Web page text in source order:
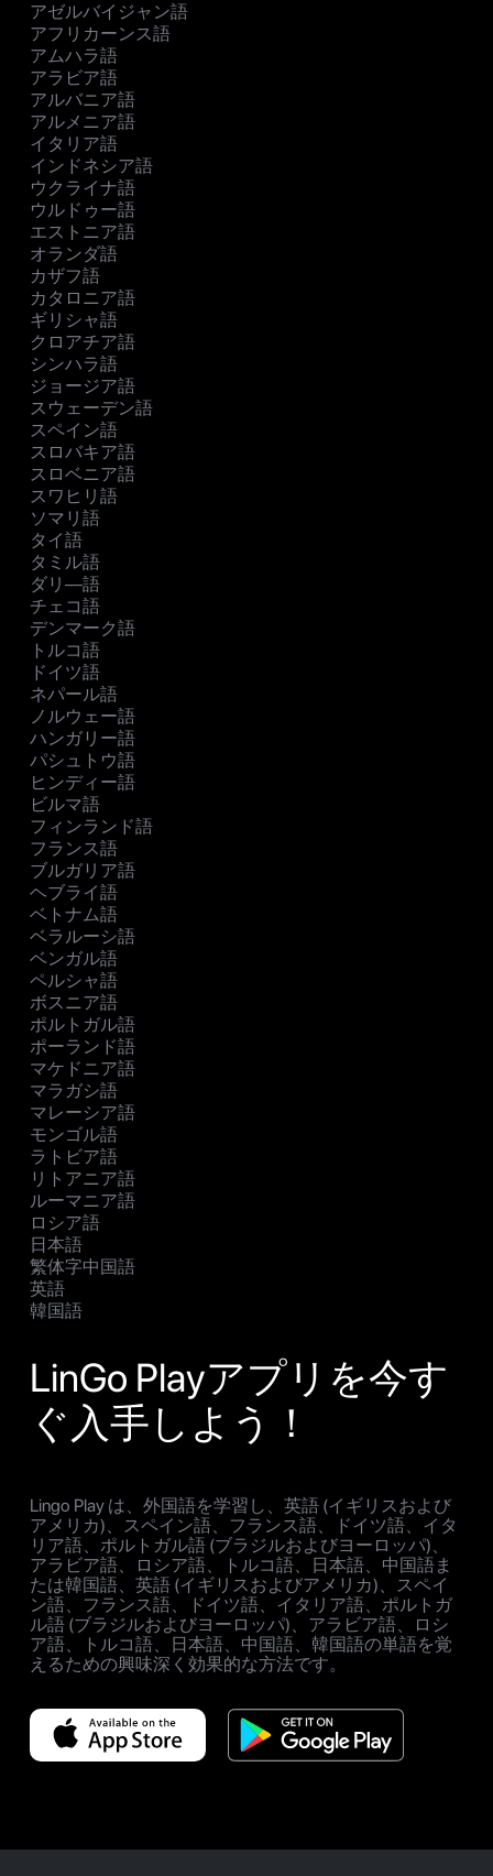
アゼルバイジャン語
アフリカーンス語
アムハラ語
アラビア語
アルバニア語
アルメニア語
イタリア語
インドネシア語
ウクライナ語
ウルドゥー語
エストニア語
オランダ語
カザフ語
カタロニア語
ギリシャ語
クロアチア語
シンハラ語
ジョージア語
スウェーデン語
スペイン語
スロバキア語
スロベニア語
スワヒリ語
ソマリ語
タイ語
タミル語
ダリ―語
チェコ語
デンマーク語
トルコ語
ドイツ語
ネパール語
ノルウェー語
ハンガリー語
パシュトウ語
ヒンディー語
ビルマ語
フィンランド語
フランス語
ブルガリア語
ヘブライ語
ベトナム語
ベラルーシ語
ベンガル語
ペルシャ語
ボスニア語
ポルトガル語
ポーランド語
マケドニア語
マラガシ語
マレーシア語
モンゴル語
ラトビア語
リトアニア語
ルーマニア語
ロシア語
日本語
繁体字中国語
英語
韓国語
LinGo Playアプリを今す
ぐ入手しよう！
Lingo Play は、外国語を学習し、英語 (イギリスおよび
アメリカ)、スペイン語、フランス語、ドイツ語、イタ
リア語、ポルトガル語 (ブラジルおよびヨーロッパ)、
アラビア語、ロシア語、トルコ語、日本語、中国語ま
たは韓国語、英語 (イギリスおよびアメリカ)、スペイ
ン語、フランス語、ドイツ語、イタリア語、ポルトガ
ル語 (ブラジルおよびヨーロッパ)、アラビア語、ロシ
ア語、トルコ語、日本語、中国語、韓国語の単語を覚
えるための興味深く効果的な方法です。